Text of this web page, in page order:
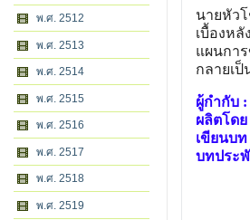
พ.ศ. 2512
พ.ศ. 2513
พ.ศ. 2514
พ.ศ. 2515
พ.ศ. 2516
พ.ศ. 2517
พ.ศ. 2518
พ.ศ. 2519
นายหัว
เบื้องห
แผนกา
กลายเป็
ผู้กำกับ
ผลิตโด
เขียนบ
บทประ